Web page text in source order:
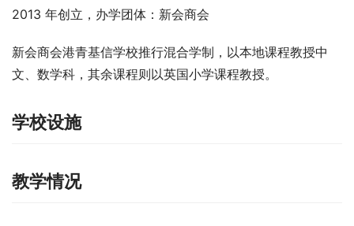
2013 年创立，办学团体：新会商会
新会商会港青基信学校推行混合学制，以本地课程教授中
文、数学科，其余课程则以英国小学课程教授。
学校设施
教学情况